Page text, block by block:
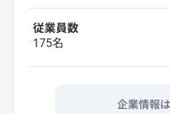
従業員数
175名
企業情報